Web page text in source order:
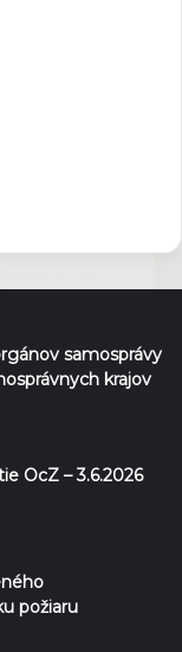
samosprávy
krajov
OcZ – 3.6.2026
požiaru